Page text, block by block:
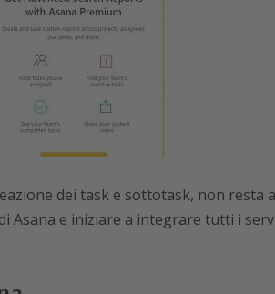
dei task e sottotask, non resta
Asana e iniziare a integrare tutti i